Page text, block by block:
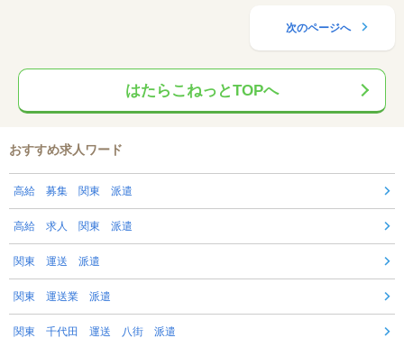
次のページへ
はたらこねっとTOPへ
おすすめ求人ワード
高給 募集 関東 派遣
高給 求人 関東 派遣
関東 運送 派遣
関東 運送業 派遣
関東 千代田 運送 八街 派遣